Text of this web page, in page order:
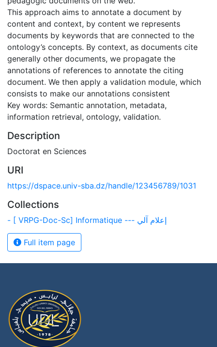
This approach aims to annotate a document by
content and context, by content we represents
documents by keywords that are connected to the
ontology’s concepts. By context, as documents cite
generally other documents, we propagate the
annotations of references to annotate the citing
document. We then apply a validation module, which
consists to make our annotations consistent
Key words: Semantic annotation, metadata,
information retrieval, ontology, validation.
Description
Doctorat en Sciences
URI
https://dspace.univ-sba.dz/handle/123456789/1031
Collections
- [ VRPG-Doc-Sc] Informatique --- إعلام آلي
Full item page